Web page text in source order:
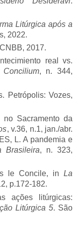
Litúrgica após a
2022.
2017.
real vs.
Concilium, n. 344,
Petrópolis: Vozes,
no Sacramento da
, v.36, n.1, jan./abr.
L. A pandemia e
Brasileira, n. 323,
le Concile, inLa
p.172-182.
ações litúrgicas:
Litúrgica 5. São